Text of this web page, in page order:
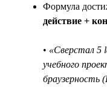
Формула
действие +
• «Сверстал 5
учебного
браузерность